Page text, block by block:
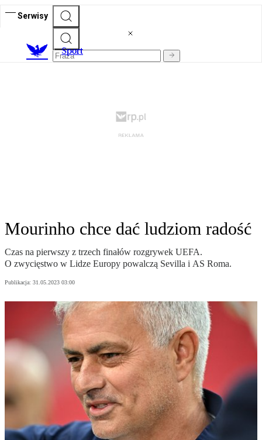
Serwisy
Sport
Mourinho chce dać ludziom radość
Czas na pierwszy z trzech finałów rozgrywek UEFA.
O zwycięstwo w Lidze Europy powalczą Sevilla i AS Roma.
Publikacja: 31.05.2023 03:00